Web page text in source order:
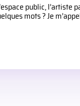
public, l’artiste
mots ? Je